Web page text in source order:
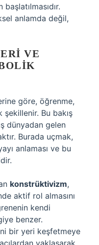
anlamda değil,
VE
göre, öğrenme,
şekillenir. Bu bakış
dünyadan gelen
Burada uçmak,
anlaması ve bu
konstrüktivizm,
aktif rol almasını
kendi
benzer.
bir yeri keşfetmeye
yaklaşarak